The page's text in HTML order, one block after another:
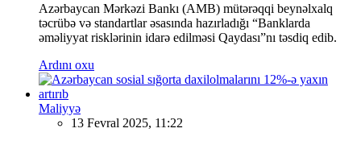
Azərbaycan Mərkəzi Bankı (AMB) mütərəqqi beynəlxalq
təcrübə və standartlar əsasında hazırladığı “Banklarda
əməliyyat risklərinin idarə edilməsi Qaydası”nı təsdiq edib.
Ardını oxu
Maliyyə
13 Fevral 2025, 11:22